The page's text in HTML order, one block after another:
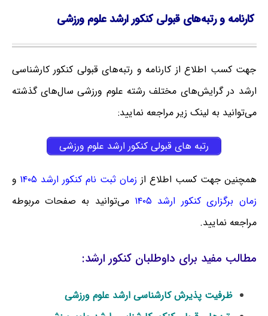
کارنامه و رتبه‌های قبولی کنکور ارشد علوم ورزشی
جهت کسب اطلاع از کارنامه و رتبه‌های قبولی کنکور کارشناسی
ارشد در گرایش‌های مختلف رشته علوم ورزشی سال‌های گذشته
می‌توانید به لینک زیر مراجعه نمایید:
رتبه های قبولی کنکور ارشد علوم ورزشی
همچنین جهت کسب اطلاع از زمان ثبت نام کنکور ارشد ۱۴۰۵
و
زمان برگزاری کنکور ارشد ۱۴۰۵
می‌توانید به صفحات مربوطه
مراجعه نمایید.
مطالب مفید برای داوطلبان کنکور ارشد:
ظرفیت پذیرش کارشناسی ارشد علوم ورزشی